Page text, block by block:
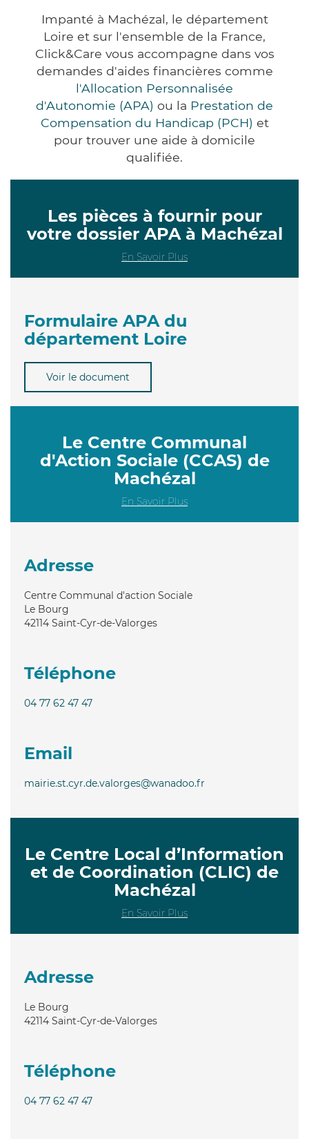
Impanté à Machézal, le département
Loire et sur l'ensemble de la France,
Click&Care vous accompagne dans vos
demandes d'aides financières comme
l'Allocation Personnalisée
d'Autonomie (APA) ou la Prestation de
Compensation du Handicap (PCH) et
pour trouver une aide à domicile
qualifiée.
Les pièces à fournir pour
votre dossier APA à Machézal
En Savoir Plus
Formulaire APA du
département Loire
Voir le document
Le Centre Communal
d'Action Sociale (CCAS) de
Machézal
En Savoir Plus
Adresse
Centre Communal d'action Sociale
Le Bourg
42114 Saint-Cyr-de-Valorges
Téléphone
04 77 62 47 47
Email
mairie.st.cyr.de.valorges@wanadoo.fr
Le Centre Local d’Information
et de Coordination (CLIC) de
Machézal
En Savoir Plus
Adresse
Le Bourg
42114 Saint-Cyr-de-Valorges
Téléphone
04 77 62 47 47